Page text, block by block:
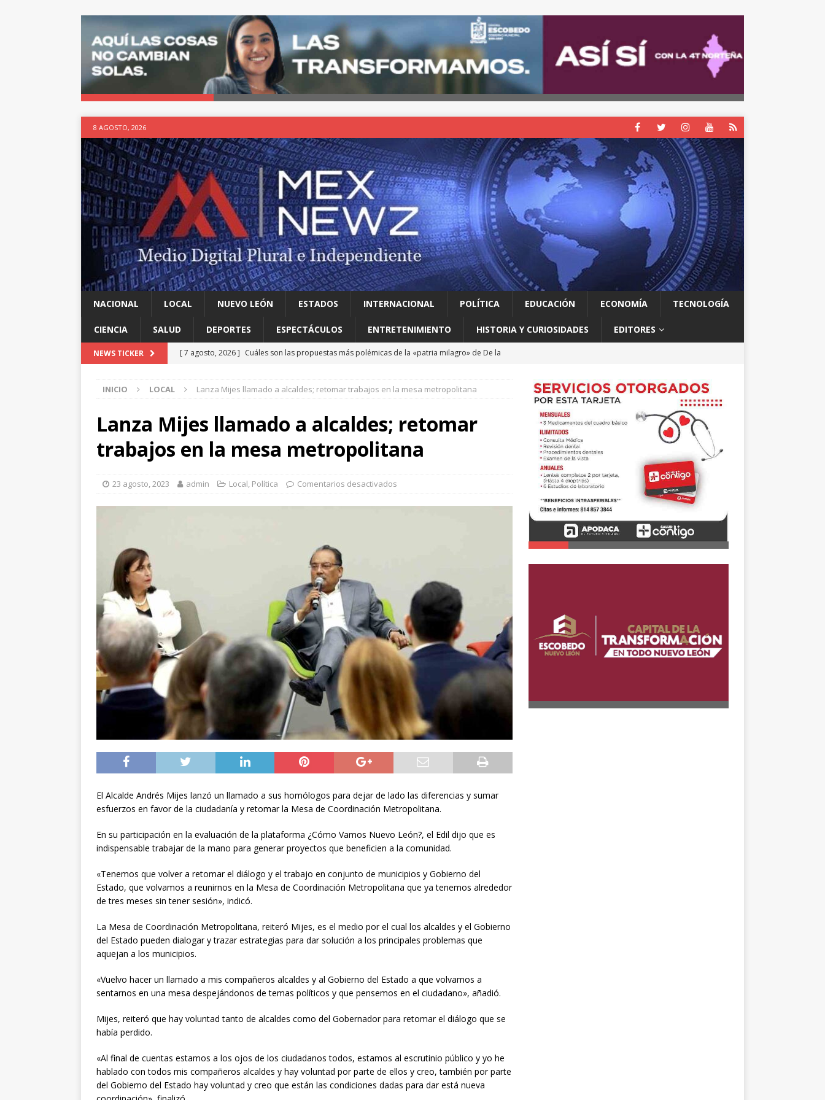
8 AGOSTO, 2026
NACIONAL LOCAL NUEVO LEÓN ESTADOS INTERNACIONAL POLÍTICA EDUCACIÓN ECONOMÍA TECNOLOGÍA
CIENCIA SALUD DEPORTES ESPECTÁCULOS ENTRETENIMIENTO HISTORIA Y CURIOSIDADES EDITORES
NEWS TICKER [ 7 agosto, 2026 ] Cuáles son las propuestas más polémicas de la «patria milagro» de De la
[ 7 agosto, 2026 ] México y Perú restablecen relaciones tras crisis diplomática
INTERNACIONAL
[ 7 agosto, 2026 ]
Investigan empacadora de chiles jalapeños en Nuevo León por brote de
salmonella
LOCAL
INICIO LOCAL Lanza Mijes llamado a alcaldes; retomar trabajos en la mesa metropolitana
Lanza Mijes llamado a alcaldes; retomar
trabajos en la mesa metropolitana
23 agosto, 2023 admin Local, Política Comentarios desactivados
El Alcalde Andrés Mijes lanzó un llamado a sus homólogos para dejar de lado las diferencias y sumar
esfuerzos en favor de la ciudadanía y retomar la Mesa de Coordinación Metropolitana.
En su participación en la evaluación de la plataforma ¿Cómo Vamos Nuevo León?, el Edil dijo que es
indispensable trabajar de la mano para generar proyectos que beneficien a la comunidad.
«Tenemos que volver a retomar el diálogo y el trabajo en conjunto de municipios y Gobierno del
Estado, que volvamos a reunirnos en la Mesa de Coordinación Metropolitana que ya tenemos alrededor
de tres meses sin tener sesión», indicó.
La Mesa de Coordinación Metropolitana, reiteró Mijes, es el medio por el cual los alcaldes y el Gobierno
del Estado pueden dialogar y trazar estrategias para dar solución a los principales problemas que
aquejan a los municipios.
«Vuelvo hacer un llamado a mis compañeros alcaldes y al Gobierno del Estado a que volvamos a
sentarnos en una mesa despejándonos de temas políticos y que pensemos en el ciudadano», añadió.
Mijes, reiteró que hay voluntad tanto de alcaldes como del Gobernador para retomar el diálogo que se
había perdido.
«Al final de cuentas estamos a los ojos de los ciudadanos todos, estamos al escrutinio público y yo he
hablado con todos mis compañeros alcaldes y hay voluntad por parte de ellos y creo, también por parte
del Gobierno del Estado hay voluntad y creo que están las condiciones dadas para dar está nueva